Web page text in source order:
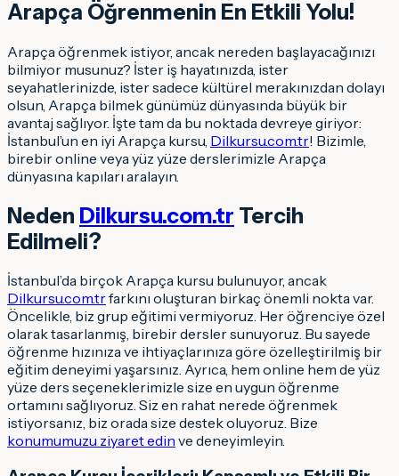
Arapça Öğrenmenin En Etkili Yolu!
Arapça öğrenmek istiyor, ancak nereden başlayacağınızı
bilmiyor musunuz? İster iş hayatınızda, ister
seyahatlerinizde, ister sadece kültürel merakınızdan dolayı
olsun, Arapça bilmek günümüz dünyasında büyük bir
avantaj sağlıyor. İşte tam da bu noktada devreye giriyor:
İstanbul’un en iyi Arapça kursu, Dilkursu.com.tr! Bizimle,
birebir online veya yüz yüze derslerimizle Arapça
dünyasına kapıları aralayın.
Neden Dilkursu.com.tr Tercih
Edilmeli?
İstanbul’da birçok Arapça kursu bulunuyor, ancak
Dilkursu.com.trfarkını oluşturan birkaç önemli nokta var.
Öncelikle, biz grup eğitimi vermiyoruz. Her öğrenciye özel
olarak tasarlanmış, birebir dersler sunuyoruz. Bu sayede
öğrenme hızınıza ve ihtiyaçlarınıza göre özelleştirilmiş bir
eğitim deneyimi yaşarsınız. Ayrıca, hem online hem de yüz
yüze ders seçeneklerimizle size en uygun öğrenme
ortamını sağlıyoruz. Siz en rahat nerede öğrenmek
istiyorsanız, biz orada size destek oluyoruz. Bize
konumumuzu ziyaret edin ve deneyimleyin.